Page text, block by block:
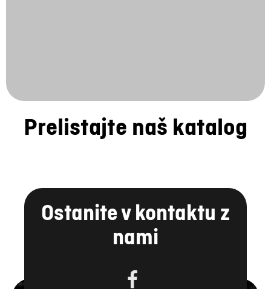
Prelistajte naš katalog
Ostanite v kontaktu z
nami